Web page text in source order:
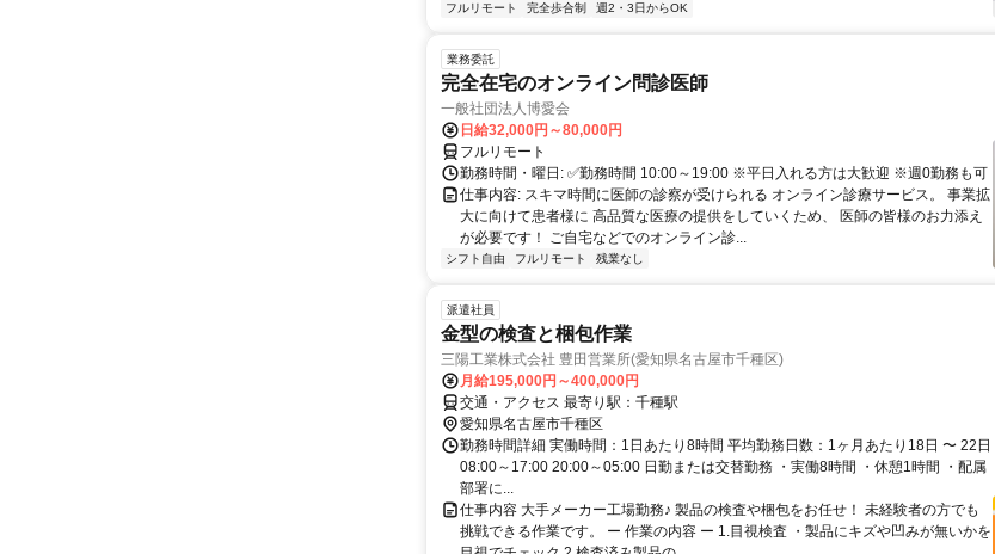
フルリモート 完全歩合制 週2・3日からOK
業務委託
完全在宅のオンライン問診医師
一般社団法人博愛会
日給32,000円～80,000円
フルリモート
勤務時間・曜日: ✅勤務時間 10:00～19:00 ※平日入れる方は大歓迎 ※週0勤務も可
仕事内容: スキマ時間に医師の診察が受けられる オンライン診療サービス。 事業拡
大に向けて患者様に 高品質な医療の提供をしていくため、 医師の皆様のお力添え
が必要です！ ご自宅などでのオンライン診...
シフト自由 フルリモート 残業なし
派遣社員
金型の検査と梱包作業
三陽工業株式会社 豊田営業所(愛知県名古屋市千種区)
月給195,000円～400,000円
交通・アクセス 最寄り駅：千種駅
愛知県名古屋市千種区
勤務時間詳細 実働時間：1日あたり8時間 平均勤務日数：1ヶ月あたり18日 〜 22日
08:00～17:00 20:00～05:00 日勤または交替勤務 ・実働8時間 ・休憩1時間 ・配属
部署に...
仕事内容 大手メーカー工場勤務♪ 製品の検査や梱包をお任せ！ 未経験者の方でも
挑戦できる作業です。 ー 作業の内容 ー 1.目視検査 ・製品にキズや凹みが無いかを